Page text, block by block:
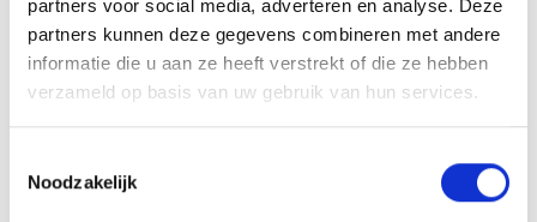
partners voor social media, adverteren en analyse. Deze
partners kunnen deze gegevens combineren met andere
informatie die u aan ze heeft verstrekt of die ze hebben
verzameld op basis van uw gebruik van hun services.
Noodzakelijk
MEER INFORMATIE